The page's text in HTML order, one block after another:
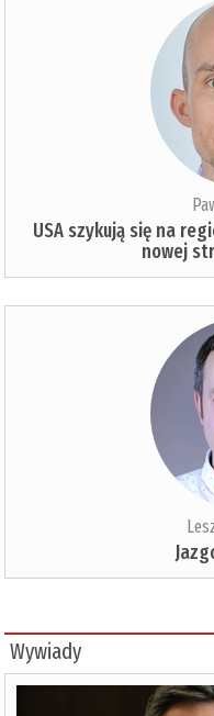
USA szykują się na
nowej
Wywiady